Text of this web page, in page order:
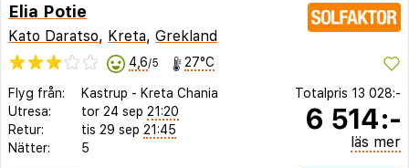
Elia Potie
Kato Daratso, Kreta, Grekland
4,6/5 27°C
Flyg från: Kastrup - Kreta Chania
Utresa:
tor 24 sep 21:20
Retur:
tis 29 sep 21:45
Nätter:
5
Totalpris 13 028:-
6 514:-
läs mer